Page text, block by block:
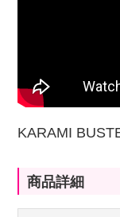
KARAMI
商品詳細